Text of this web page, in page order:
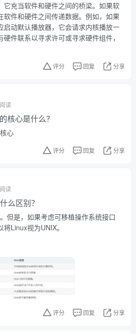
它充当软件和硬件之间的桥梁。如果软
软件和硬件之间传递数据。例如，如果
启动默认播放器，它会请求内核播放一
件联系以寻求许可或寻求硬件组件，
评分 回复 分享
读
核心是什么？
心
评分 回复 分享
读
么区别？
但是，如果考虑可移植操作系统接口
将Linux视为UNIX。
评分 回复 分享